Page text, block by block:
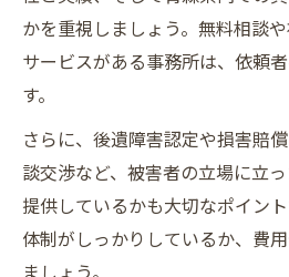
かを重視しましょう。無料相談
サービスがある事務所は、依頼
す。
さらに、後遺障害認定や損害賠
談交渉など、被害者の立場に立
提供しているかも大切なポイン
体制がしっかりしているか、費
ましょう。